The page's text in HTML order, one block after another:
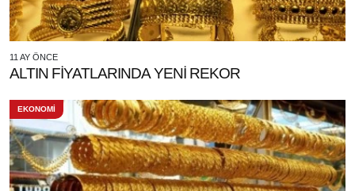
11 AY ÖNCE
ALTIN FİYATLARINDA YENİ REKOR
EKONOMİ